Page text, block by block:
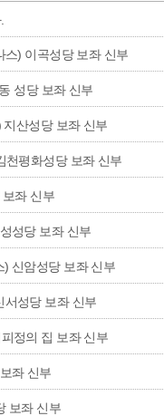
스) 이곡성당 보좌 신부
성당 보좌 신부
산성당 보좌 신부
천평화성당 보좌 신부
좌 신부
성당 보좌 신부
신암성당 보좌 신부
서성당 보좌 신부
정의 집 보좌 신부
좌 신부
보좌 신부